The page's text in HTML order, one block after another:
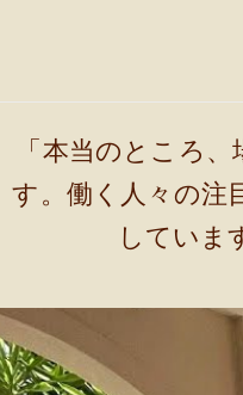
「本当のところ
す。働く人々の注
していま